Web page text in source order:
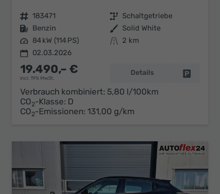
Fahrzeugnr. 183471 Getriebe Schaltgetriebe
Kraftstoff Benzin Außenfarbe Solid White
Leistung 84 kW (114 PS) Kilometerstand
2 km
02.03.2026
19.490,– €
incl. 19% MwSt.
Details
Verbrauch kombiniert: 5,80 l/100km
CO2-Klasse: D
CO2-Emissionen: 131,00 g/km